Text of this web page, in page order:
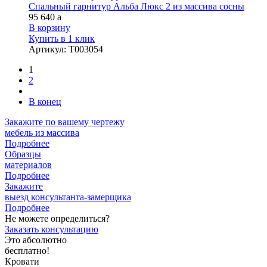
Спальный гарнитур Альба Люкс 2 из массива сосны
95 640 a
В корзину
Купить в 1 клик
Артикул: Т003054
1
2
В конец
Закажите по вашему чертежу
мебель из массива
Подробнее
Образцы
материалов
Подробнее
Закажите
выезд консультанта-замерщика
Подробнее
Не можете определиться?
Заказать консультацию
Это абсолютно
бесплатно!
Кровати